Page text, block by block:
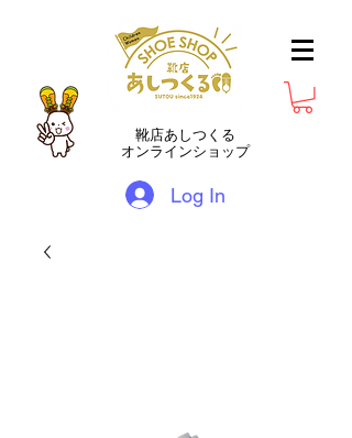
靴店あしつくる
オンラインショップ
Log In